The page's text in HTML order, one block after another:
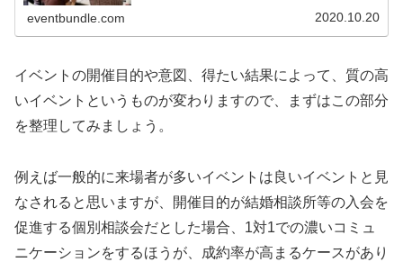
eventbundle.com 2020.10.20
イベントの開催目的や意図、得たい結果によって、質の高
いイベントというものが変わりますので、まずはこの部分
を整理してみましょう。
例えば一般的に来場者が多いイベントは良いイベントと見
なされると思いますが、開催目的が結婚相談所等の入会を
促進する個別相談会だとした場合、1対1での濃いコミュ
ニケーションをするほうが、成約率が高まるケースがあり